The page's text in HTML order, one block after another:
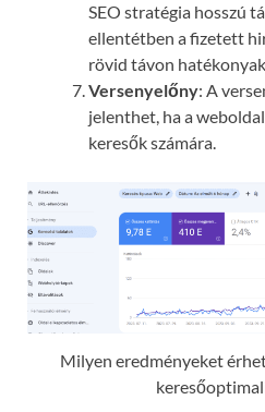
SEO stratégia hosszú
ellentétben a fizetett
rövid távon
Versenyelőny: A
jelenthet, ha a
keresők számára.
Milyen eredményeket